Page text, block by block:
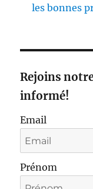
les bonnes
Rejoins
informé!
Email
Prénom